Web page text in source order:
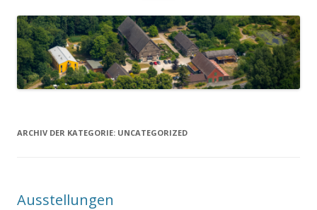
ARCHIV DER KATEGORIE: UNCATEGORIZED
Ausstellungen